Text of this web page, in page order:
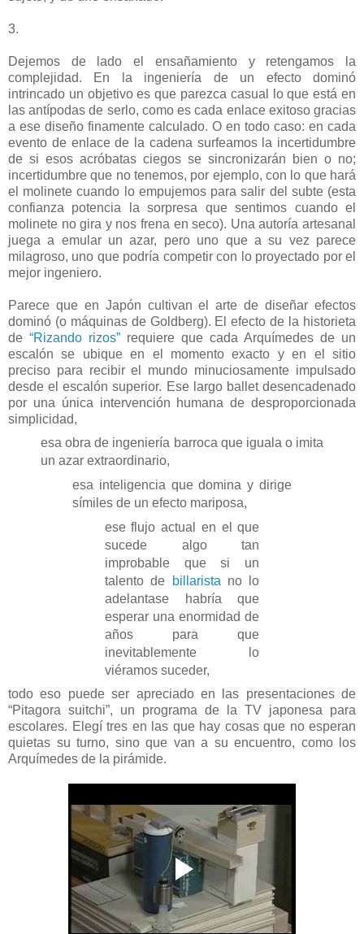
3.
Dejemos de lado el ensañamiento y retengamos la
complejidad. En la ingeniería de un efecto dominó
intrincado un objetivo es que parezca casual lo que está en
las antípodas de serlo, como es cada enlace exitoso gracias
a ese diseño finamente calculado. O en todo caso: en cada
evento de enlace de la cadena surfeamos la incertidumbre
de si esos acróbatas ciegos se sincronizarán bien o no;
incertidumbre que no tenemos, por ejemplo, con lo que hará
el molinete cuando lo empujemos para salir del subte (esta
confianza potencia la sorpresa que sentimos cuando el
molinete no gira y nos frena en seco). Una autoría artesanal
juega a emular un azar, pero uno que a su vez parece
milagroso, uno que podría competir con lo proyectado por el
mejor ingeniero.
Parece que en Japón cultivan el arte de diseñar efectos
dominó (o máquinas de Goldberg). El efecto de la historieta
de “Rizando rizos” requiere que cada Arquímedes de un
escalón se ubique en el momento exacto y en el sitio
preciso para recibir el mundo minuciosamente impulsado
desde el escalón superior. Ese largo ballet desencadenado
por una única intervención humana de desproporcionada
simplicidad,
esa obra de ingeniería barroca que iguala o imita
un azar extraordinario,
esa inteligencia que domina y dirige
símiles de un efecto mariposa,
ese flujo actual en el que
sucede algo tan
improbable que si un
talento de
billarista no lo
adelantase habría que
esperar una enormidad de
años para que
inevitablemente lo
viéramos suceder,
todo eso puede ser apreciado en las presentaciones de
“Pitagora suitchi”, un programa de la TV japonesa para
escolares. Elegí tres en las que hay cosas que no esperan
quietas su turno, sino que van a su encuentro, como los
Arquímedes de la pirámide.